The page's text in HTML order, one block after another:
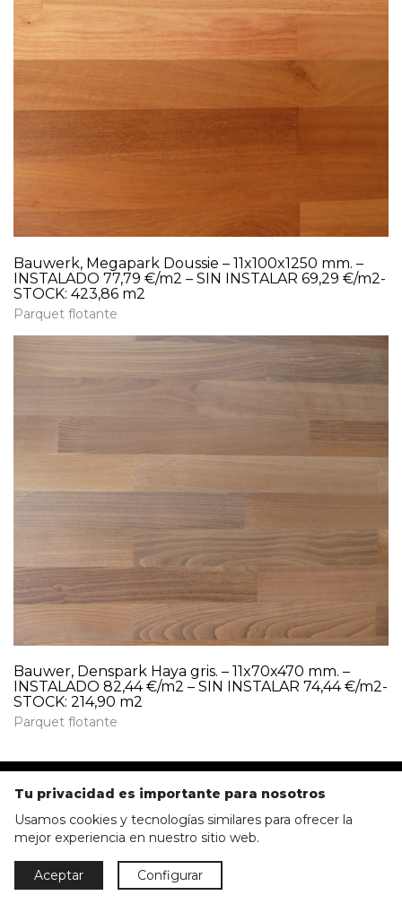
Bauwerk, Megapark Doussie – 11x100x1250 mm. –
INSTALADO 77,79 €/m2 – SIN INSTALAR 69,29 €/m2-
STOCK: 423,86 m2
Parquet flotante
Bauwer, Denspark Haya gris. – 11x70x470 mm. –
INSTALADO 82,44 €/m2 – SIN INSTALAR 74,44 €/m2-
STOCK: 214,90 m2
Parquet flotante
Casanova, 234
08036 Barcelona
Tu privacidad es importante para nosotros
Usamos cookies y tecnologías similares para ofrecer la
mejor experiencia en nuestro sitio web.
Aceptar Configurar